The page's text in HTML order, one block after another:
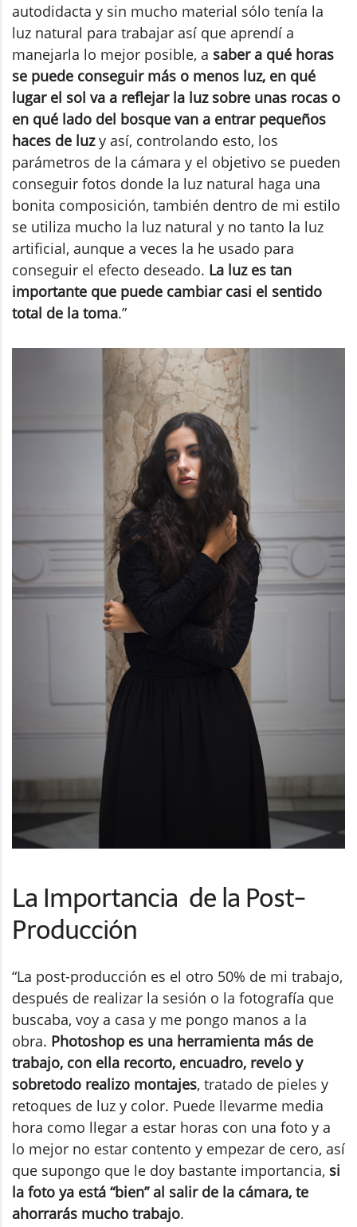
autodidacta y sin mucho material sólo tenía la
luz natural para trabajar así que aprendí a
manejarla lo mejor posible, a saber a qué horas
se puede conseguir más o menos luz, en qué
lugar el sol va a reflejar la luz sobre unas rocas o
en qué lado del bosque van a entrar pequeños
haces de luzy así, controlando esto, los
parámetros de la cámara y el objetivo se pueden
conseguir fotos donde la luz natural haga una
bonita composición, también dentro de mi estilo
se utiliza mucho la luz natural y no tanto la luz
artificial, aunque a veces la he usado para
conseguir el efecto deseado. La luz es tan
importante que puede cambiar casi el sentido
total de la toma.”
La Importancia de la Post-
Producción
“La post-producción es el otro 50% de mi trabajo,
después de realizar la sesión o la fotografía que
buscaba, voy a casa y me pongo manos a la
obra. Photoshop es una herramienta más de
trabajo, con ella recorto, encuadro, revelo y
sobretodo realizo montajes, tratado de pieles y
retoques de luz y color. Puede llevarme media
hora como llegar a estar horas con una foto y a
lo mejor no estar contento y empezar de cero, así
que supongo que le doy bastante importancia, si
la foto ya está “bien” al salir de la cámara, te
ahorrarás mucho trabajo.